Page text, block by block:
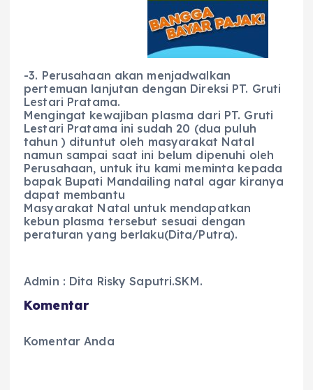
-3. Perusahaan akan menjadwalkan
pertemuan lanjutan dengan Direksi PT. Gruti
Lestari Pratama.
Mengingat kewajiban plasma dari PT. Gruti
Lestari Pratama ini sudah 20 (dua puluh
tahun ) dituntut oleh masyarakat Natal
namun sampai saat ini belum dipenuhi oleh
Perusahaan, untuk itu kami meminta kepada
bapak Bupati Mandailing natal agar kiranya
dapat membantu
Masyarakat Natal untuk mendapatkan
kebun plasma tersebut sesuai dengan
peraturan yang berlaku(Dita/Putra).
Admin : Dita Risky Saputri.SKM.
Komentar
Komentar Anda